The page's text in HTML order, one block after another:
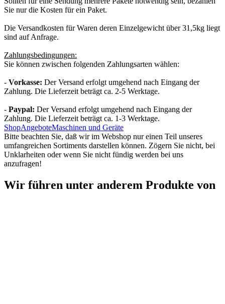
Sie nur die Kosten für ein Paket.
Die Versandkosten für Waren deren Einzelgewicht über 31,5kg liegt
sind auf Anfrage.
Zahlungsbedingungen:
Sie können zwischen folgenden Zahlungsarten wählen:
- Vorkasse: Der Versand erfolgt umgehend nach Eingang der
Zahlung. Die Lieferzeit beträgt ca. 2-5 Werktage.
- Paypal: Der Versand erfolgt umgehend nach Eingang der
Zahlung. Die Lieferzeit beträgt ca. 1-3 Werktage.
ShopAngeboteMaschinen und Geräte
Bitte beachten Sie, daß wir im Webshop nur einen Teil unseres
umfangreichen Sortiments darstellen können. Zögern Sie nicht, bei
Unklarheiten oder wenn Sie nicht fündig werden bei uns
anzufragen!
Wir führen unter anderem Produkte von